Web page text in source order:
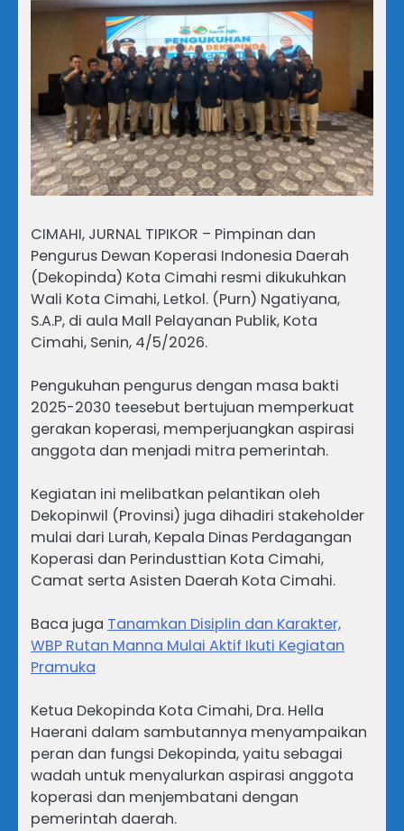
CIMAHI, JURNAL TIPIKOR – Pimpinan dan
Pengurus Dewan Koperasi Indonesia Daerah
(Dekopinda) Kota Cimahi resmi dikukuhkan
Wali Kota Cimahi, Letkol. (Purn) Ngatiyana,
S.A.P, di aula Mall Pelayanan Publik, Kota
Cimahi, Senin, 4/5/2026.
Pengukuhan pengurus dengan masa bakti
2025-2030 teesebut bertujuan memperkuat
gerakan koperasi, memperjuangkan aspirasi
anggota dan menjadi mitra pemerintah.
Kegiatan ini melibatkan pelantikan oleh
Dekopinwil (Provinsi) juga dihadiri stakeholder
mulai dari Lurah, Kepala Dinas Perdagangan
Koperasi dan Perindusttian Kota Cimahi,
Camat serta Asisten Daerah Kota Cimahi.
Baca juga Tanamkan Disiplin dan Karakter,
WBP Rutan Manna Mulai Aktif Ikuti Kegiatan
Pramuka
Ketua Dekopinda Kota Cimahi, Dra. Hella
Haerani dalam sambutannya menyampaikan
peran dan fungsi Dekopinda, yaitu sebagai
wadah untuk menyalurkan aspirasi anggota
koperasi dan menjembatani dengan
pemerintah daerah.